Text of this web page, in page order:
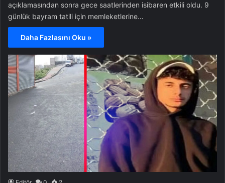
açıklamasından sonra gece saatlerinden isibaren etkili oldu. 9
günlük bayram tatili için memleketlerine…
Daha Fazlasını Oku »